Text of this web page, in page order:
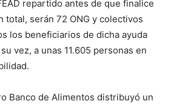
repartido antes de que finalice
total, serán 72 ONG y colectivos
los beneficiarios de dicha ayuda
vez, a unas 11.605 personas en
Banco de Alimentos distribuyó un